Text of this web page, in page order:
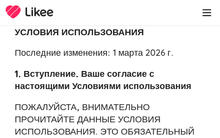
УСЛОВИЯ ИСПОЛЬЗОВАНИЯ
Последние изменения: 1 марта 2026 г.
1. Вступление. Ваше согласие с
настоящими Условиями использования
ПОЖАЛУЙСТА, ВНИМАТЕЛЬНО
ПРОЧИТАЙТЕ ДАННЫЕ УСЛОВИЯ
ИСПОЛЬЗОВАНИЯ. ЭТО ОБЯЗАТЕЛЬНЫЙ